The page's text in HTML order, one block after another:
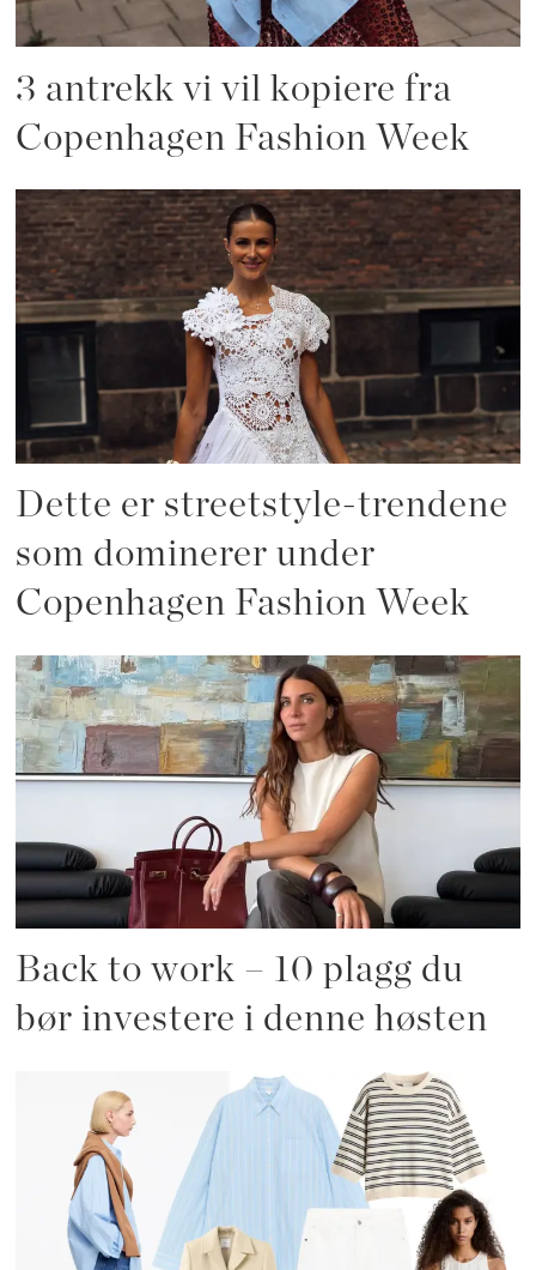
3 antrekk vi vil kopiere fra
Copenhagen Fashion Week
Dette er streetstyle-trendene
som dominerer under
Copenhagen Fashion Week
Back to work – 10 plagg du
bør investere i denne høsten